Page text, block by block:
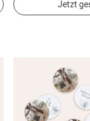
Jetzt